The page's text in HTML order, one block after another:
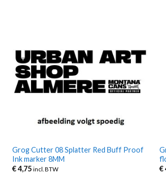
Grog Cutter 08 Splatter Red Buff Proof
Ink marker 8MM
€4,75 incl. BTW
€